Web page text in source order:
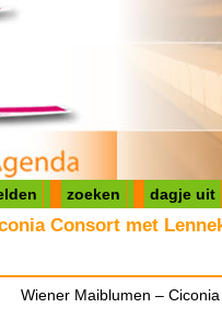
zoeken dagje uit
Consort met
Wiener Maiblumen –